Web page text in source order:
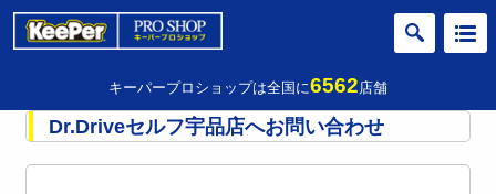
キーパープロショップは全国に6562店舗
Dr.Driveセルフ宇品店へお問い合わせ